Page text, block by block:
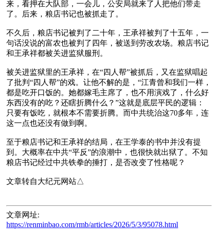
来，看押在大队部，一会儿，公安局就来了人把他们带走
了。后来，粮店书记也被抓走了。
不久后，粮店书记被判了二十年，王承祥被判了十五年，一
句话没说的富农也被判了四年，被送到劳改农场。粮店书记
和王承祥都被关进监狱服刑。
被关进监狱里的王承祥，在“四人帮”被抓后，又在监狱唱起
了批判“四人帮”的戏。让他不解的是，“江青曾和我们一样，
都是吃开口饭的。她都嫁毛主席了，也不用演戏了，什么好
东西没有的吃？还瞎折腾什么？”这就是底层平民的逻辑：
只要有饭吃，就根本不需要折腾。而中共统治这70多年，连
这一点也还没有做到啊。
至于粮店书记和王承祥的结局，在王学泰的书中并没有提
到。大概率在中共“平反”的浪潮中，也很快就出狱了。不知
粮店书记经过中共铁拳的捶打，是否改变了性格呢？
文章网址:
https://renminbao.com/rmb/articles/2026/5/3/95078.html